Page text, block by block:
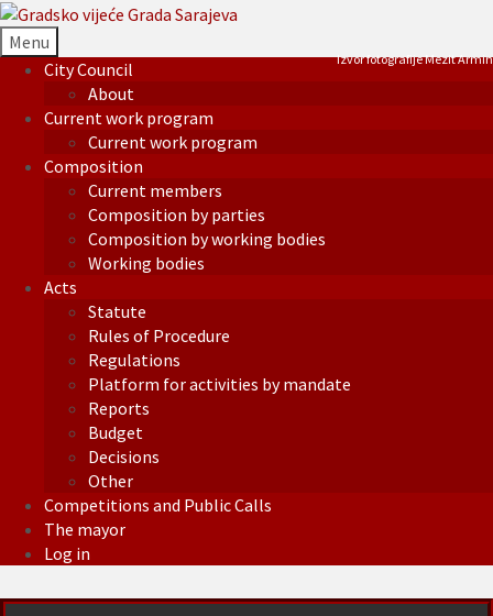
Menu
City Council
About
Current work program
Current work program
Composition
Current members
Composition by parties
Composition by working bodies
Working bodies
Acts
Statute
Rules of Procedure
Regulations
Platform for activities by mandate
Reports
Budget
Decisions
Other
Competitions and Public Calls
The mayor
Log in
Izvor fotografije Mezit Armin